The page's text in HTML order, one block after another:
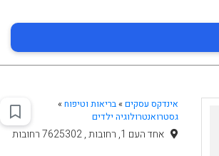
אינדקס עסקים »בריאות וטיפוח»
גסטרואנטרולוגיה ילדים
אחד העם 1, רחובות , 7625302 רחובות